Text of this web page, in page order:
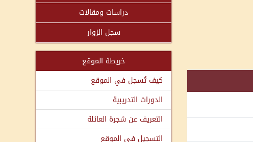
دراسات ومقالات
سجل الزوار
خريطة الموقع
كيف تُسجل في الموقع
الدورات التدريبية
التعريف عن شجرة العائلة
التسجيل في الموقع